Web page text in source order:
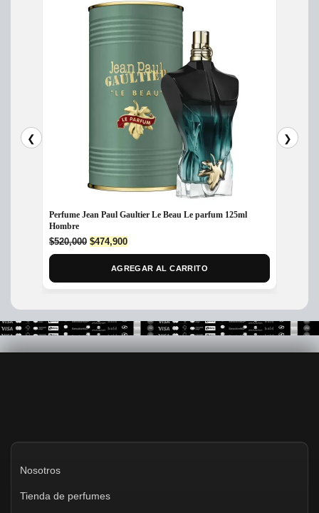
❮
Perfume Jean Paul Gaultier Le Beau Le parfum 125ml
Hombre
$520,000 Original
price
$474,900Current
price
is:
AGREGAR AL CARRITO
❯
Nosotros
Tienda de perfumes